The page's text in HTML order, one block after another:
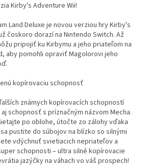
Kirby's Adventure Wii!
Land Deluxe je novou verziou hry Kirby's
čoskoro dorazí na Nintendo Switch. Až
pripojiť ku Kirbymu a jeho priateľom na
aby pomohli opraviť Magolorovi jeho
kopírovaciu schopnosť
známych kopírovacích schopností
schopnosť s príznačným názvom Mecha.
po oblohe, útočte zo zálohy vďaka
pustite do súbojov na blízko so silnými
vdýchnuť svietiacich nepriateľov a
schopnosti – ultra silné kopírovacie
jazýčky na váhach vo váš prospech!